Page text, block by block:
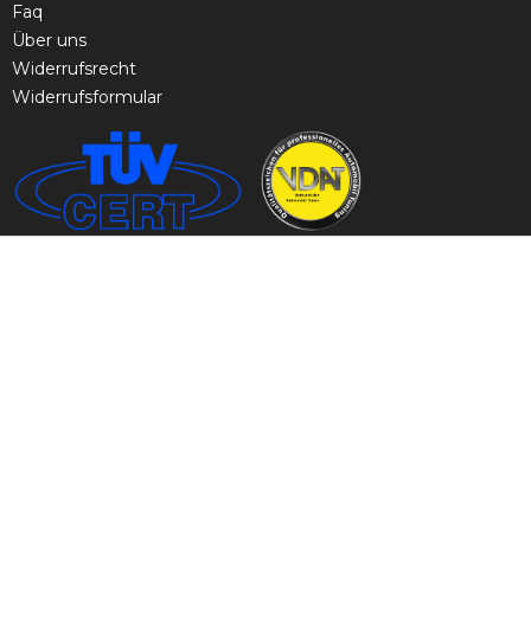
Faq
Über uns
Widerrufsrecht
Widerrufsformular